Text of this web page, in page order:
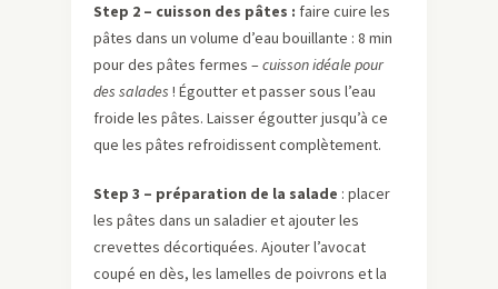
Step 2 – cuisson des pâtes : faire cuire les
pâtes dans un volume d’eau bouillante : 8 min
pour des pâtes fermes –cuisson idéale pour
des salades ! Égoutter et passer sous l’eau
froide les pâtes. Laisser égoutter jusqu’à ce
que les pâtes refroidissent complètement.
Step 3 – préparation de la salade : placer
les pâtes dans un saladier et ajouter les
crevettes décortiquées. Ajouter l’avocat
coupé en dès, les lamelles de poivrons et la